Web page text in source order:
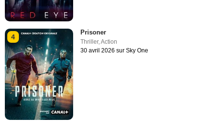
4
Prisoner
Thriller,Action
30 avril 2026 sur Sky One